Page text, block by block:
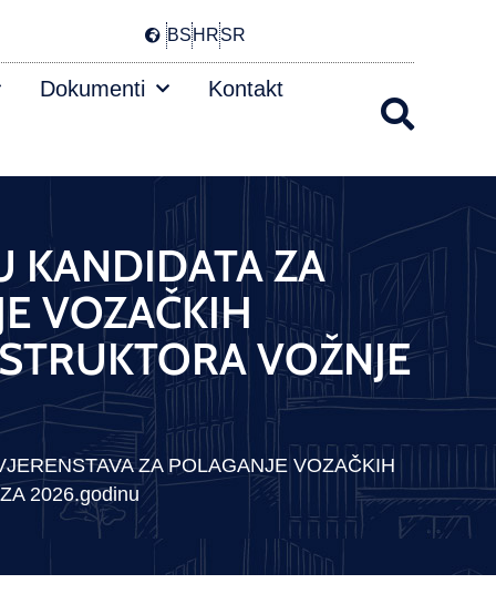
BSHRSR
Dokumenti Kontakt
KANDIDATA ZA
VOZAČKIH
VOŽNJE
ZA POLAGANJE VOZAČKIH
2026.godinu